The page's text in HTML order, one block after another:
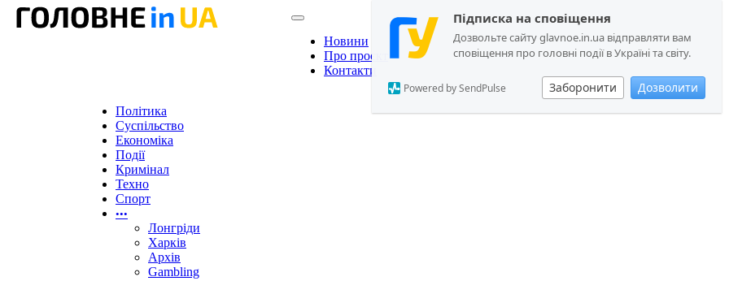
Підписка на сповіщення
Дозвольте сайту glavnoe.in.ua відправляти вам
сповіщення про головні події в Україні та світу.
Заборонити Дозволити
Powered by SendPulse
Новини
Про проєкт
Контакти
Політика
Суспільство
Економіка
Події
Кримінал
Техно
Спорт
•••
Лонгріди
Харків
Архів
Gambling